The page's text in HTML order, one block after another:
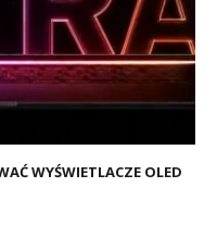
WYŚWIETLACZE OLED